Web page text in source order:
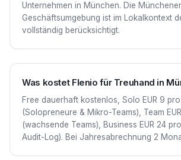
Unternehmen in München. Die Münchener
Geschäftsumgebung ist im Lokalkontext
vollständig berücksichtigt.
Was kostet Flenio für Treuhand in
Free dauerhaft kostenlos, Solo EUR 9
(Solopreneure & Mikro-Teams), Team
(wachsende Teams), Business EUR 24
Audit-Log). Bei Jahresabrechnung 2